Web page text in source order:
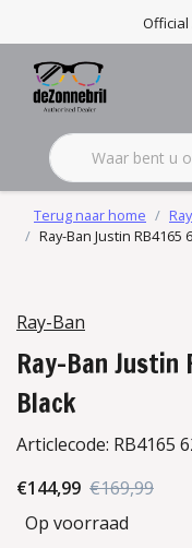
Terug naar home
Ray-Ban Justin
Ray-Ban
Ray-Ban Justin
Black
Articlecode: RB4165
€144,99 €169,99
Op voorraad